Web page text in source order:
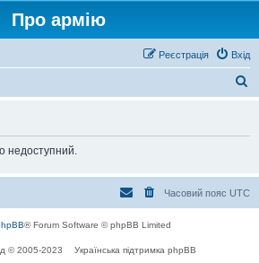
Про армію
Вхід
Реєстрація
недоступний.
Часовий пояс UTC
® Forum Software © phpBB Limited
© 2005-2023 Українська підтримка phpBB